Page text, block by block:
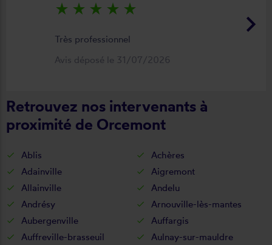
keyboard_arrow_right
star_rate star_rate star_rate star_rate star_rate
Très professionnel
Avis déposé le 31/07/2026
Retrouvez nos intervenants à
proximité de Orcemont
Ablis
Achères
Adainville
Aigremont
Allainville
Andelu
Andrésy
Arnouville-lès-mantes
Aubergenville
Auffargis
Auffreville-brasseuil
Aulnay-sur-mauldre